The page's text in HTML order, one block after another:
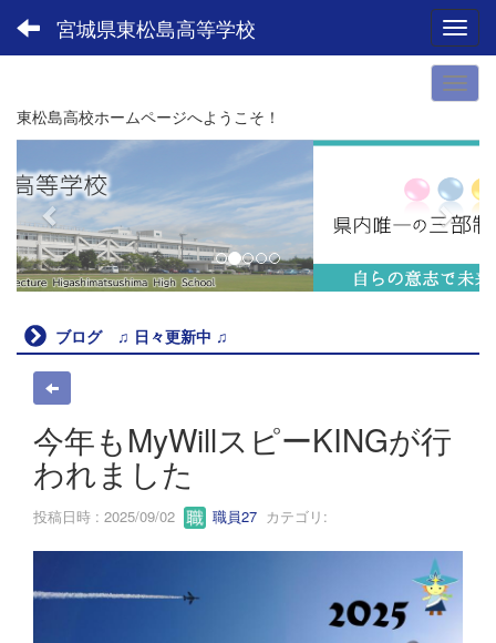
宮城県東松島高等学校
東松島高校ホームページへようこそ！
r
e
v
i
u
s
n
e
x
ブログ ♫ 日々更新中 ♫
今年もMyWillスピーKINGが行
われました
投稿日時 : 2025/09/02 職員27 カテゴリ: